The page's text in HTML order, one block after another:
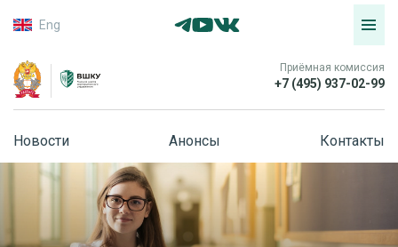
Eng
Приёмная комиссия
+7 (495) 937-02-99
Новости Анонсы Контакты